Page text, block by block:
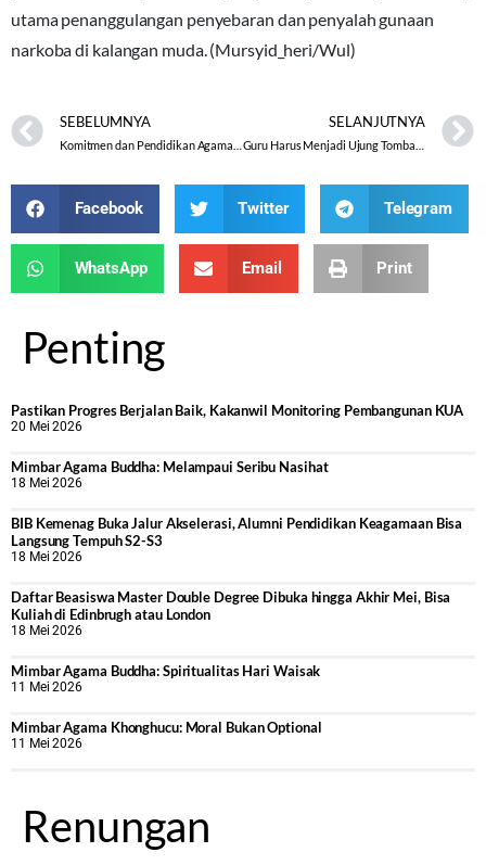
utama penanggulangan penyebaran dan penyalah gunaan
narkoba di kalangan muda. (Mursyid_heri/Wul)
SEBELUMNYA SELANJUTNYA
Facebook Twitter Telegram
WhatsApp Email Print
Penting
Pastikan Progres Berjalan Baik, Kakanwil Monitoring Pembangunan KUA
20 Mei 2026
Mimbar Agama Buddha: Melampaui Seribu Nasihat
18 Mei 2026
BIB Kemenag Buka Jalur Akselerasi, Alumni Pendidikan Keagamaan Bisa
Langsung Tempuh S2-S3
18 Mei 2026
Daftar Beasiswa Master Double Degree Dibuka hingga Akhir Mei, Bisa
Kuliah di Edinbrugh atau London
18 Mei 2026
Mimbar Agama Buddha: Spiritualitas Hari Waisak
11 Mei 2026
Mimbar Agama Khonghucu: Moral Bukan Optional
11 Mei 2026
Renungan